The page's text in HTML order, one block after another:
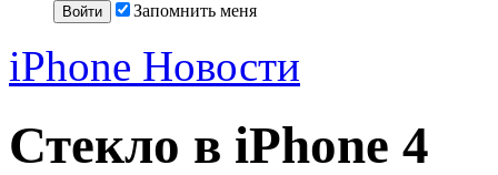
Запомнить меня
iPhone Новости
Стекло в iPhone 4